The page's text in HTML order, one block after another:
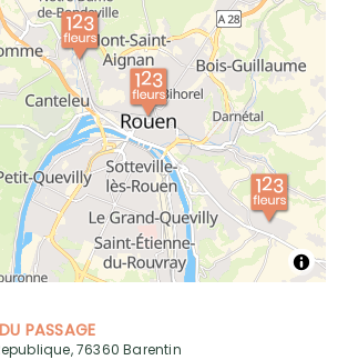
PASSAGE
76360 Barentin